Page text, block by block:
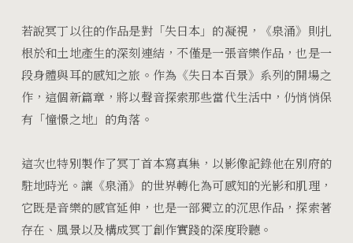
若說冥丁以往的作品是對「失日本」的凝視，《泉涌》則扎
根於和土地產生的深刻連結，不僅是一張音樂作品，也是一
段身體與耳的感知之旅。作為《失日本百景》系列的開場之
作，這個新篇章，將以聲音探索那些當代生活中，仍悄悄保
有「憧憬之地」的角落。
這次也特別製作了冥丁首本寫真集，以影像記錄他在別府的
駐地時光。讓《泉涌》的世界轉化為可感知的光影和肌理，
它既是音樂的感官延伸，也是一部獨立的沉思作品，探索著
存在、風景以及構成冥丁創作實踐的深度聆聽。